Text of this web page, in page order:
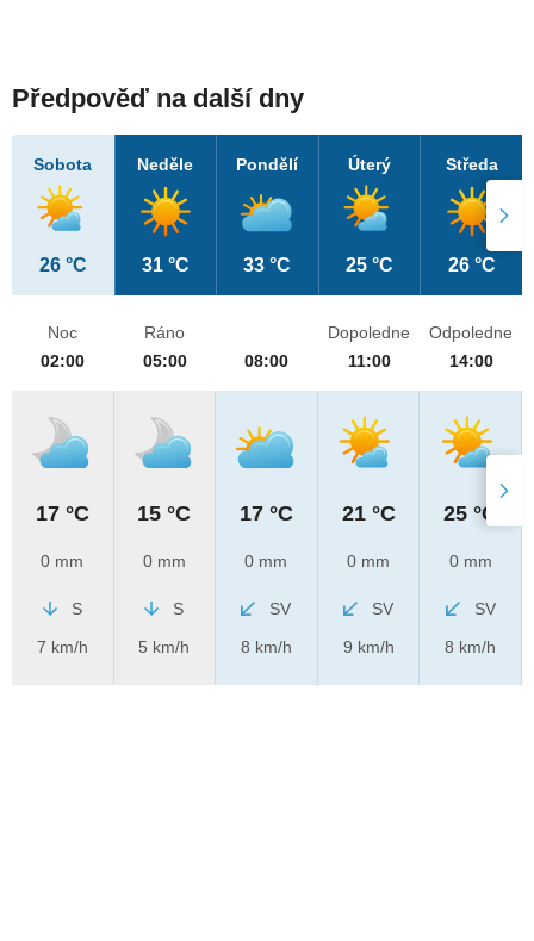
Předpověď na další dny
Sobota
26 °C
Neděle
31 °C
Pondělí
33 °C
Úterý
25 °C
Středa
26 °C
Noc
02:00
17 °C
0 mm
S
7 km/h
Ráno
05:00
15 °C
0 mm
S
5 km/h
08:00
17 °C
0 mm
SV
8 km/h
Dopoledne
11:00
21 °C
0 mm
SV
9 km/h
Odpoledne
14:00
25 °C
0 mm
SV
8 km/h